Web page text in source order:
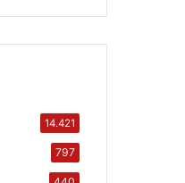
14.421
797